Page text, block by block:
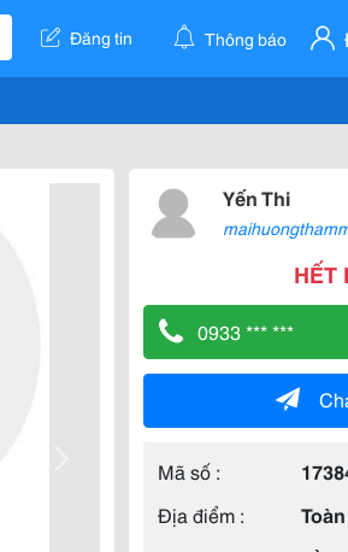
Đăng tin Thông báo
Yến Thi
HẾT
0933 *** ***
Mã số :
Địa điểm :